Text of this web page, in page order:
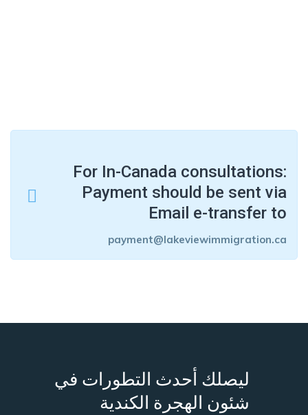
For In-Canada consultations:
Payment should be sent via
Email e-transfer to
payment@lakeviewimmigration.ca
ليصلك أحدث التطورات في
شئون الهجرة الكندية